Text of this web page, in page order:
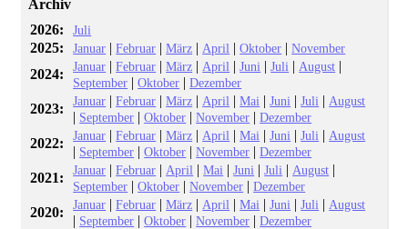
Archiv
2026:
Juli
2025: Januar |Februar |März | April |Oktober |November
2024: Januar |Februar |März | April |Juni |Juli | August |
September |Oktober |Dezember
2023: Januar |Februar |März | April |Mai |Juni |Juli | August
| September |Oktober |November |Dezember
2022: Januar |Februar |März | April |Mai |Juni |Juli | August
| September |Oktober |November |Dezember
2021: Januar |Februar | April |Mai |Juni |Juli | August |
September |Oktober |November |Dezember
2020: Januar |Februar |März | April |Mai |Juni |Juli | August
| September |Oktober |November |Dezember